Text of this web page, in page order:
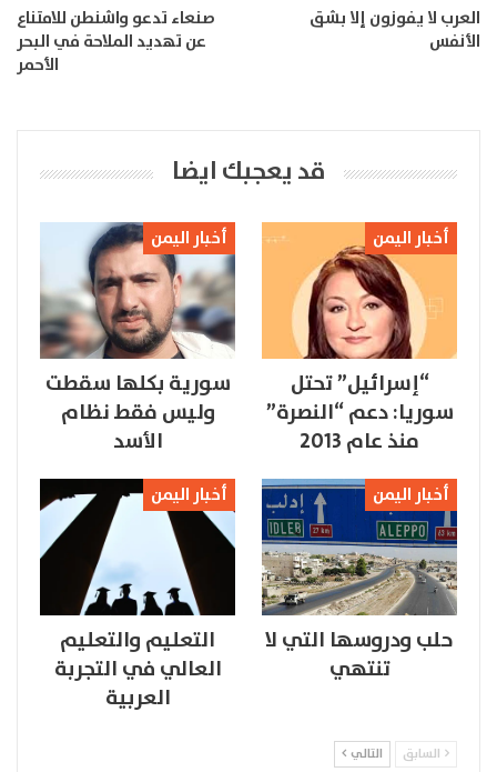
العرب لا يفوزون إلا بشق
الأنفس
صنعاء تدعو واشنطن للامتناع
عن تهديد الملاحة في البحر
الأحمر
قد يعجبك ايضا
أخبار اليمن
“إسرائيل” تحتل
سوريا: دعم “النصرة”
منذ عام 2013
أخبار اليمن
سورية بكلها سقطت
وليس فقط نظام
الأسد
أخبار اليمن
حلب ودروسها التي لا
تنتهي
أخبار اليمن
التعليم والتعليم
العالي في التجربة
العربية
السابق التالي